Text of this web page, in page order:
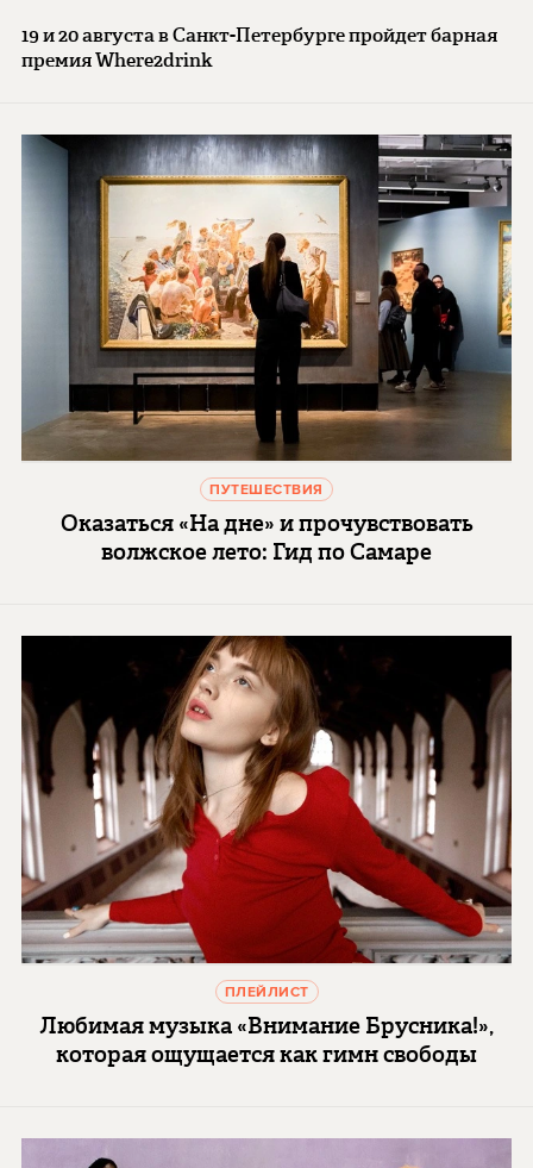
19 и 20 августа в Санкт-Петербурге пройдет барная
премия Where2drink
ПУТЕШЕСТВИЯ
Оказаться «На дне» и прочувствовать
волжское лето: Гид по Самаре
ПЛЕЙЛИСТ
Любимая музыка «Внимание Брусника!»,
которая ощущается как гимн свободы